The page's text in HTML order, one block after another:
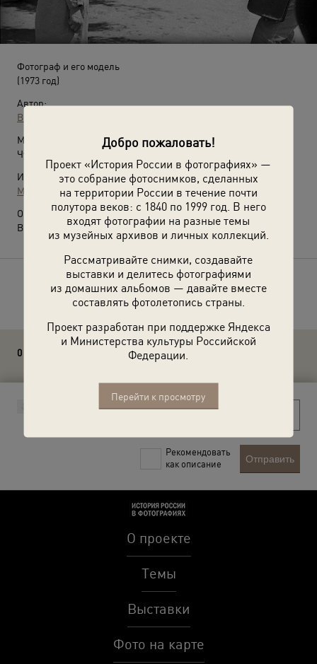
Добро пожаловать!
Проект «История России в фотографиях» —
это собрание фотоснимков, сделанных
на территории России в течение почти
полутора веков: с 1840 по 1999 год. В него
входят фотографии на разные темы
из музейных архивов и личных коллекций.
Рассматривайте снимки, создавайте
выставки и делитесь фотографиями
из домашних альбомов — давайте вместе
составлять фотолетопись страны.
Проект разработан при поддержке Яндекса
и Министерства культуры Российской
Федерации.
Перейти к просмотру
Фотограф и его модель
(1973 год)
Автор:
Виктор Ершов
Место съемки:
Чувашская АССР, г. Чебоксары
Источники:
МАММ / МДФ
О фотографии:
Выставка
«Путешествие в Чувашию» с этой фотографией.
Расскажите друзьям об этом фото
0 комментариев
Рекомендовать
как описание
Отправить
О проекте
Темы
Выставки
Фото на карте